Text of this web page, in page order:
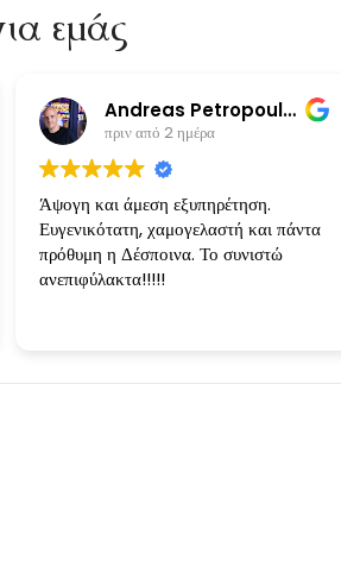
εμάς
Andreas Petropoulos
πριν από 2 ημέρα
Άψογη και άμεση εξυπηρέτηση.
Ευγενικότατη, χαμογελαστή και πάντα
πρόθυμη η Δέσποινα. Το συνιστώ
ανεπιφύλακτα!!!!!